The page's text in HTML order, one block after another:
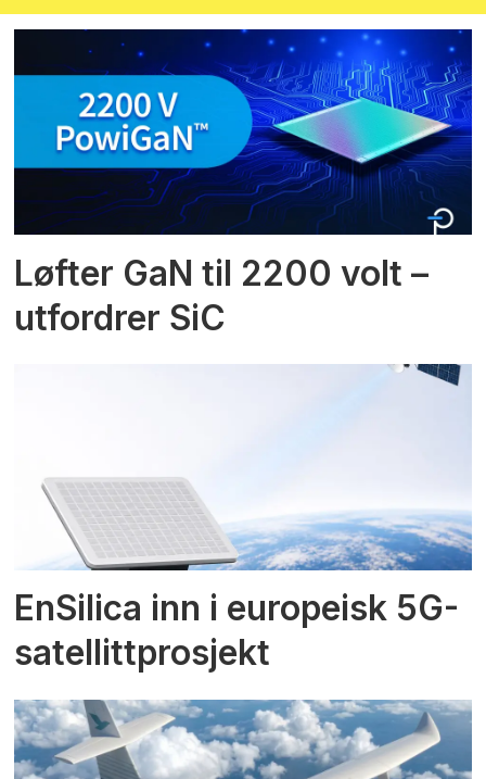
Løfter GaN til 2200 volt –
utfordrer SiC
EnSilica inn i europeisk 5G-
satellittprosjekt